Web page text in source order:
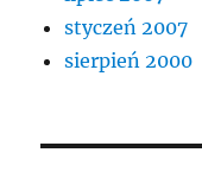
styczeń 2007
sierpień 2000